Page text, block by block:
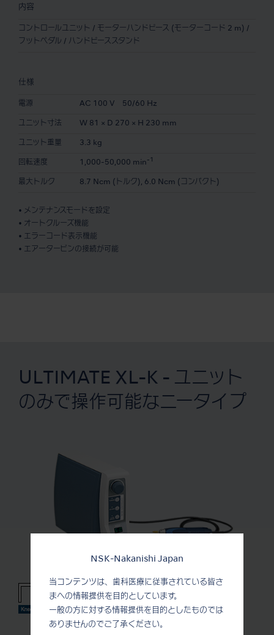
NSK-Nakanishi Japan
当コンテンツは、歯科医療に従事されている皆さ
まへの情報提供を目的としています。
一般の方に対する情報提供を目的としたものでは
ありませんのでご了承ください。
内容
コントロールユニット / モーターハンドピース (モーターコード 2 m) /
フットペダル / ハンドピーススタンド
仕様
電源 AC 100 V 50/60 Hz
ユニット寸法 W 81 × D 270 × H 230 mm
ユニット重量 3.3 kg
回転速度 1,000-50,000 min -1
最大トルク 8.7 Ncm (トルク), 6.0 Ncm (コンパクト)
• メンテナンスモードを設定
• オートクルーズ機能
• エラーコード表示機能
• エアータービンの接続が可能
ULTIMATE XL-K - ユニット
のみで操作可能なニータイプ